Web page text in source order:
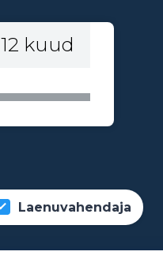
12 kuud
Laenuvahendaja